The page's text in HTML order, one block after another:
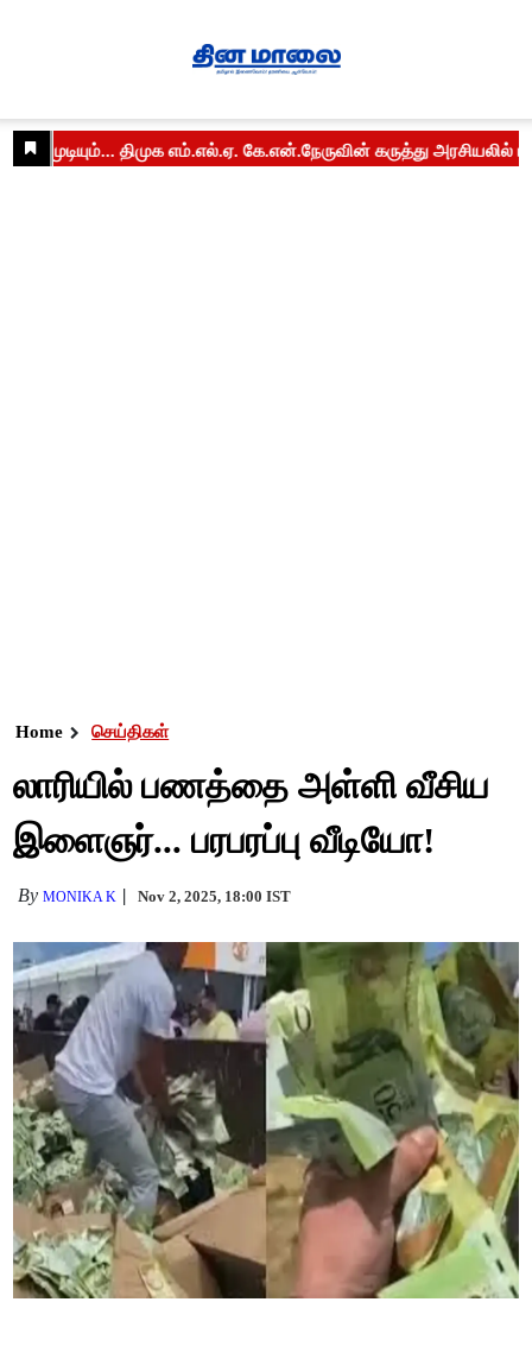
Home செய்திகள்
லாரியில் பணத்தை அள்ளி வீசிய
இளைஞர்... பரபரப்பு வீடியோ!
ByMONIKA K Nov 2, 2025, 18:00 IST